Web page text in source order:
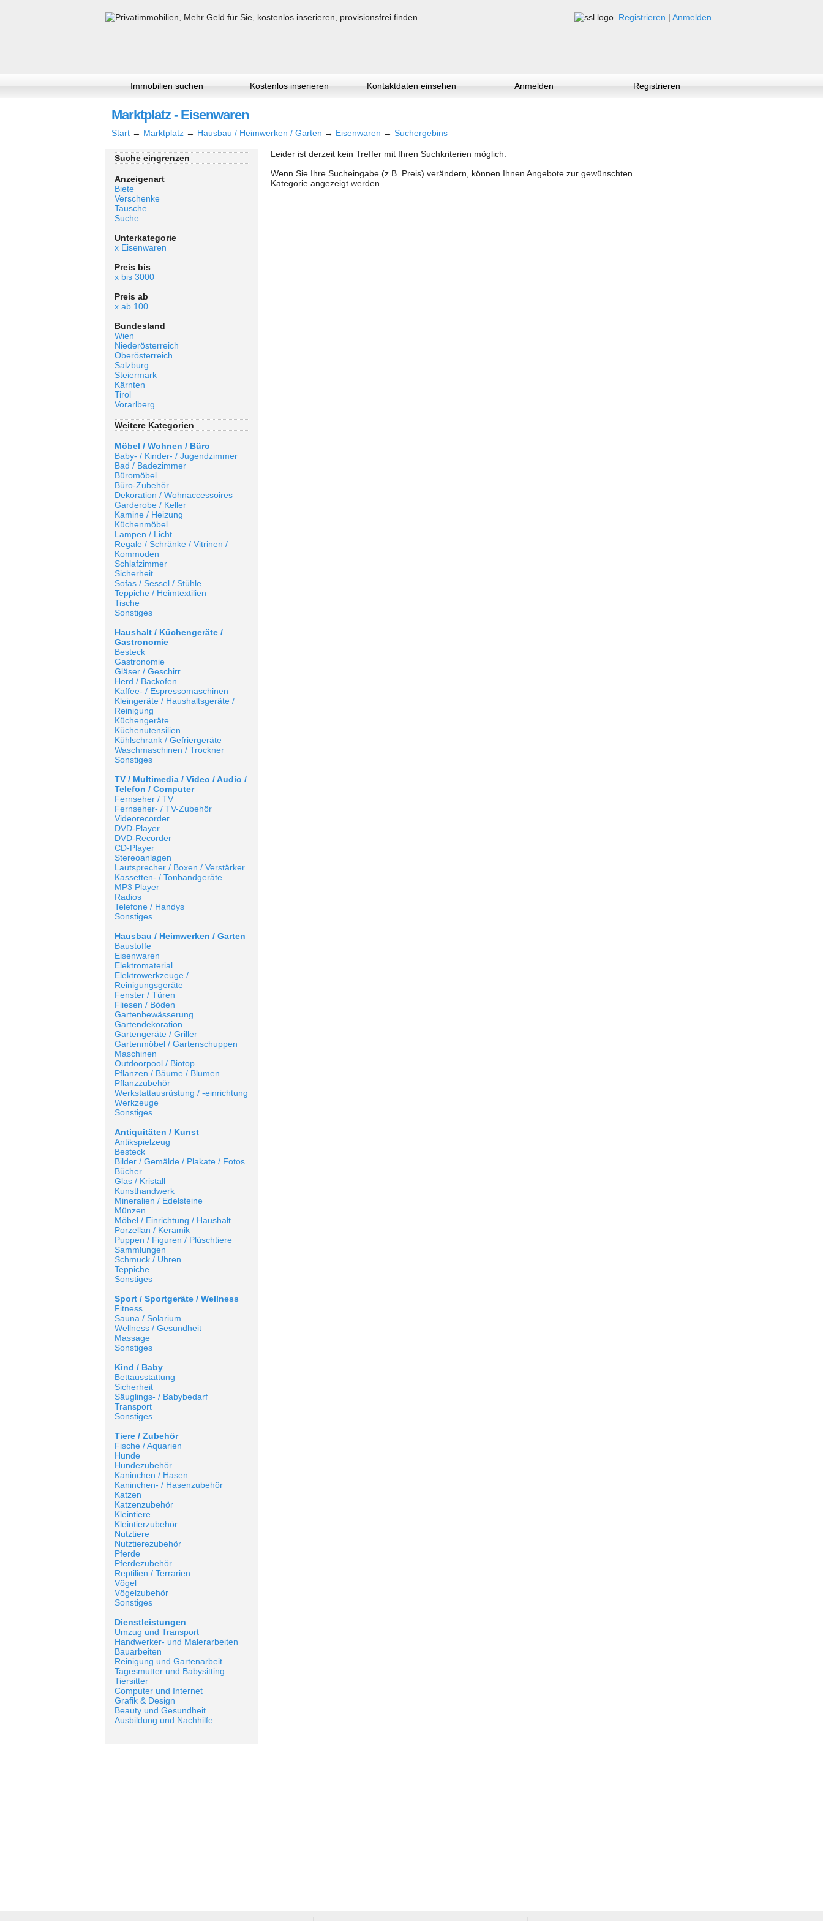
Registrieren | Anmelden
Immobilien suchen Kostenlos inserieren Kontaktdaten einsehen Anmelden Registrieren
Marktplatz - Eisenwaren
Start → Marktplatz → Hausbau / Heimwerken / Garten → Eisenwaren → Suchergebins
Suche eingrenzen
Anzeigenart
Biete
Verschenke
Tausche
Suche
Unterkategorie
x Eisenwaren
Preis bis
x bis 3000
Preis ab
x ab 100
Bundesland
Wien
Niederösterreich
Oberösterreich
Salzburg
Steiermark
Kärnten
Tirol
Vorarlberg
Weitere Kategorien
Möbel / Wohnen / Büro
Baby- / Kinder- / Jugendzimmer
Bad / Badezimmer
Büromöbel
Büro-Zubehör
Dekoration / Wohnaccessoires
Garderobe / Keller
Kamine / Heizung
Küchenmöbel
Lampen / Licht
Regale / Schränke / Vitrinen /
Kommoden
Schlafzimmer
Sicherheit
Sofas / Sessel / Stühle
Teppiche / Heimtextilien
Tische
Sonstiges
Haushalt / Küchengeräte /
Gastronomie
Besteck
Gastronomie
Gläser / Geschirr
Herd / Backofen
Kaffee- / Espressomaschinen
Kleingeräte / Haushaltsgeräte /
Reinigung
Küchengeräte
Küchenutensilien
Kühlschrank / Gefriergeräte
Waschmaschinen / Trockner
Sonstiges
TV / Multimedia / Video / Audio /
Telefon / Computer
Fernseher / TV
Fernseher- / TV-Zubehör
Videorecorder
DVD-Player
DVD-Recorder
CD-Player
Stereoanlagen
Lautsprecher / Boxen / Verstärker
Kassetten- / Tonbandgeräte
MP3 Player
Radios
Telefone / Handys
Sonstiges
Hausbau / Heimwerken / Garten
Baustoffe
Eisenwaren
Elektromaterial
Elektrowerkzeuge /
Reinigungsgeräte
Fenster / Türen
Fliesen / Böden
Gartenbewässerung
Gartendekoration
Gartengeräte / Griller
Gartenmöbel / Gartenschuppen
Maschinen
Outdoorpool / Biotop
Pflanzen / Bäume / Blumen
Pflanzzubehör
Werkstattausrüstung / -einrichtung
Werkzeuge
Sonstiges
Antiquitäten / Kunst
Antikspielzeug
Besteck
Bilder / Gemälde / Plakate / Fotos
Bücher
Glas / Kristall
Kunsthandwerk
Mineralien / Edelsteine
Münzen
Möbel / Einrichtung / Haushalt
Porzellan / Keramik
Puppen / Figuren / Plüschtiere
Sammlungen
Schmuck / Uhren
Teppiche
Sonstiges
Sport / Sportgeräte / Wellness
Fitness
Sauna / Solarium
Wellness / Gesundheit
Massage
Sonstiges
Kind / Baby
Bettausstattung
Sicherheit
Säuglings- / Babybedarf
Transport
Sonstiges
Tiere / Zubehör
Fische / Aquarien
Hunde
Hundezubehör
Kaninchen / Hasen
Kaninchen- / Hasenzubehör
Katzen
Katzenzubehör
Kleintiere
Kleintierzubehör
Nutztiere
Nutztierezubehör
Pferde
Pferdezubehör
Reptilien / Terrarien
Vögel
Vögelzubehör
Sonstiges
Dienstleistungen
Umzug und Transport
Handwerker- und Malerarbeiten
Bauarbeiten
Reinigung und Gartenarbeit
Tagesmutter und Babysitting
Tiersitter
Computer und Internet
Grafik & Design
Beauty und Gesundheit
Ausbildung und Nachhilfe
Leider ist derzeit kein Treffer mit Ihren Suchkriterien möglich.
Wenn Sie Ihre Sucheingabe (z.B. Preis) verändern, können Ihnen Angebote zur gewünschten
Kategorie angezeigt werden.